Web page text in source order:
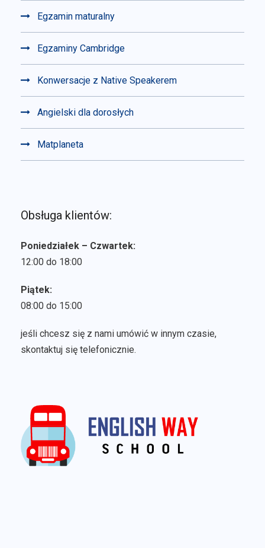
Egzamin maturalny
Egzaminy Cambridge
Konwersacje z Native Speakerem
Angielski dla dorosłych
Matplaneta
Obsługa klientów:
Poniedziałek – Czwartek:
12:00 do 18:00
Piątek:
08:00 do 15:00
jeśli chcesz się z nami umówić w innym czasie,
skontaktuj się telefonicznie.